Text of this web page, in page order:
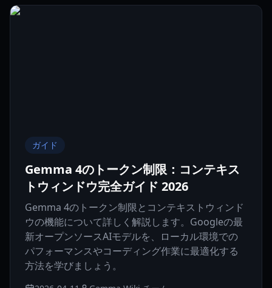
ガイド
Gemma 4のトークン制限：コンテキス
トウィンドウ完全ガイド 2026
Gemma 4のトークン制限とコンテキストウィンド
ウの機能について詳しく解説します。Googleの最
新オープンソースAIモデルを、ローカル環境での
パフォーマンスやコーディング作業に最適化する
方法を学びましょう。